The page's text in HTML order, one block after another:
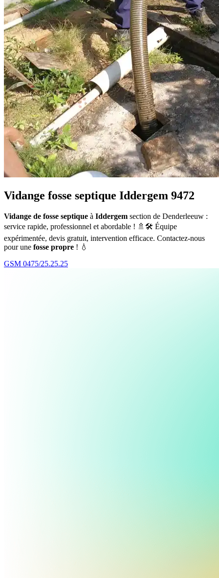
Vidange fosse septique Iddergem 9472
Vidange de fosse septique à Iddergem section de Denderleeuw :
service rapide, professionnel et abordable ! 🚿🛠️ Équipe
expérimentée, devis gratuit, intervention efficace. Contactez-nous
pour une fosse propre ! 💧
GSM 0475/25.25.25